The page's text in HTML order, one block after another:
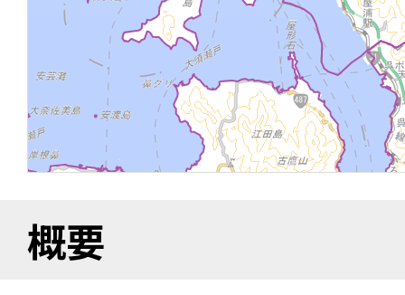
概要